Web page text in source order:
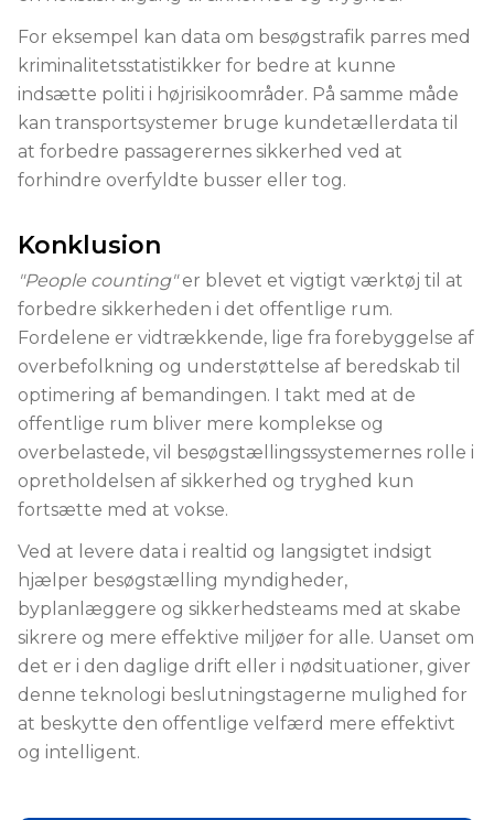
For eksempel kan data om besøgstrafik parres med
kriminalitetsstatistikker for bedre at kunne
indsætte politi i højrisikoområder. På samme måde
kan transportsystemer bruge kundetællerdata til
at forbedre passagerernes sikkerhed ved at
forhindre overfyldte busser eller tog.
Konklusion
"People counting"er blevet et vigtigt værktøj til at
forbedre sikkerheden i det offentlige rum.
Fordelene er vidtrækkende, lige fra forebyggelse af
overbefolkning og understøttelse af beredskab til
optimering af bemandingen. I takt med at de
offentlige rum bliver mere komplekse og
overbelastede, vil besøgstællingssystemernes rolle i
opretholdelsen af sikkerhed og tryghed kun
fortsætte med at vokse.
Ved at levere data i realtid og langsigtet indsigt
hjælper besøgstælling myndigheder,
byplanlæggere og sikkerhedsteams med at skabe
sikrere og mere effektive miljøer for alle. Uanset om
det er i den daglige drift eller i nødsituationer, giver
denne teknologi beslutningstagerne mulighed for
at beskytte den offentlige velfærd mere effektivt
og intelligent.